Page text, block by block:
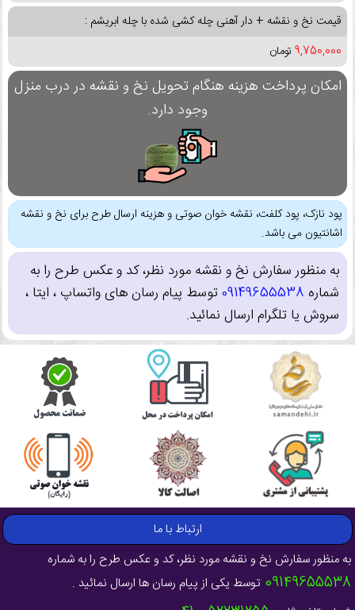
قیمت نخ و نقشه + دار آهنی چله کشی شده با چله ابریشم :
9,750,000 تومان
امکان پرداخت هزینه هنگام تحویل نخ و نقشه در درب منزل
وجود دارد.
پود نازک، پود کلفت، نقشه خوان صوتی و هزینه ارسال طرح برای نخ و نقشه
اشانتیون می باشد.
به منظور سفارش نخ و نقشه مورد نظر، کد و عکس طرح را به
شماره 09149655538توسط پیام رسان های واتساپ ، ایتا ،
سروش یا تلگرام ارسال نمائید.
ارتباط با ما
به منظور سفارش نخ و نقشه مورد نظر، کد و عکس طرح را به شماره
09149655538 توسط یکی از پیام رسان ها ارسال نمائید .